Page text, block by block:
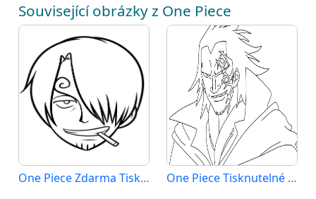
Související obrázky z One Piece
One Piece Zdarma Tisknutelné One Piece Tisknutelné pro Děti